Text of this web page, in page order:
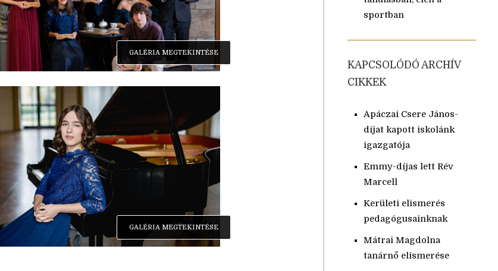
GALÉRIA MEGTEKINTÉSE
GALÉRIA MEGTEKINTÉSE
sportban
KAPCSOLÓDÓ ARCHÍV
CIKKEK
Apáczai Csere János-
díjat kapott iskolánk
igazgatója
Emmy-díjas lett Rév
Marcell
Kerületi elismerés
pedagógusainknak
Mátrai Magdolna
tanárnő elismerése